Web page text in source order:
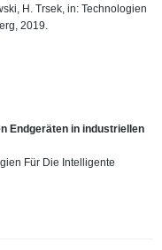
H. Trsek, in: Technologien
2019.
Endgeräten in industriellen
Für Die Intelligente